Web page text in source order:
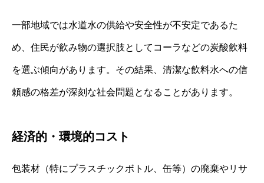
一部地域では水道水の供給や安全性が不安定であるた
め、住民が飲み物の選択肢としてコーラなどの炭酸飲料
を選ぶ傾向があります。その結果、清潔な飲料水への信
頼感の格差が深刻な社会問題となることがあります。
経済的・環境的コスト
包装材（特にプラスチックボトル、缶等）の廃棄やリサ